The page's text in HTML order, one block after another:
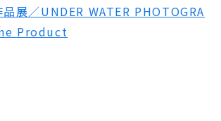
展／UNDER WATER PHOTOGRA
Product